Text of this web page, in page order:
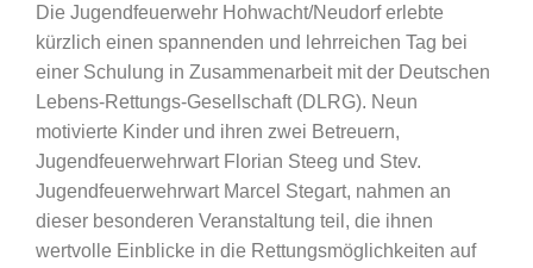
Die Jugendfeuerwehr Hohwacht/Neudorf erlebte
kürzlich einen spannenden und lehrreichen Tag bei
einer Schulung in Zusammenarbeit mit der Deutschen
Lebens-Rettungs-Gesellschaft (DLRG). Neun
motivierte Kinder und ihren zwei Betreuern,
Jugendfeuerwehrwart Florian Steeg und Stev.
Jugendfeuerwehrwart Marcel Stegart, nahmen an
dieser besonderen Veranstaltung teil, die ihnen
wertvolle Einblicke in die Rettungsmöglichkeiten auf